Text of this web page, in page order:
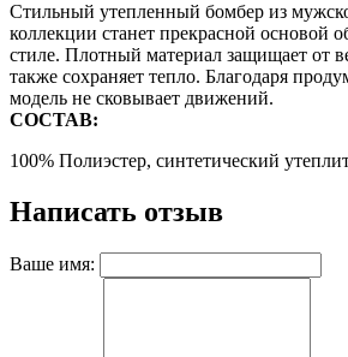
Стильный утепленный бомбер из
коллекции станет прекрасной основой
стиле. Плотный материал защищает от
также сохраняет тепло. Благодаря
модель не сковывает движений.
СОСТАВ:
100% Полиэстер, синтетический
Написать отзыв
Ваше имя: